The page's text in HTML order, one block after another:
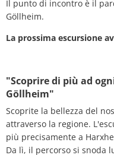
Il punto di incontro è il
Göllheim.
La prossima escursione
"Scoprire di più ad
Göllheim"
Scoprite la bellezza del
attraverso la regione.
più precisamente a
Da lì, il percorso si snoda